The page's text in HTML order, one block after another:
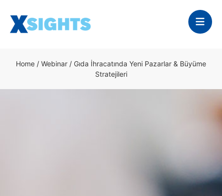
Home / Webinar / Gıda İhracatında Yeni Pazarlar & Büyüme
Stratejileri